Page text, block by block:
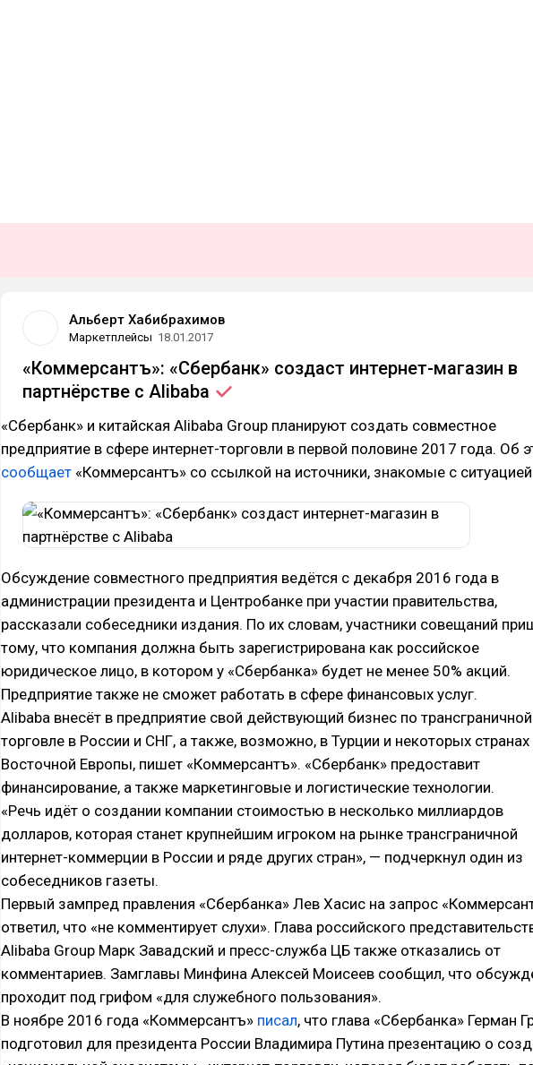
Альберт Хабибрахимов
Маркетплейсы 18.01.2017
«Коммерсантъ»: «Сбербанк» создаст интернет-магазин в
партнёрстве с Alibaba
«Сбербанк» и китайская Alibaba Group планируют создать совместное
предприятие в сфере интернет-торговли в первой половине 2017 года. Об
сообщает «Коммерсантъ» со ссылкой на источники, знакомые с
Обсуждение совместного предприятия ведётся с декабря 2016 года в
администрации президента и Центробанке при участии правительства,
рассказали собеседники издания. По их словам, участники совещаний
тому, что компания должна быть зарегистрирована как российское
юридическое лицо, в котором у «Сбербанка» будет не менее 50% акций.
Предприятие также не сможет работать в сфере финансовых услуг.
Alibaba внесёт в предприятие свой действующий бизнес по трансграничной
торговле в России и СНГ, а также, возможно, в Турции и некоторых странах
Восточной Европы, пишет «Коммерсантъ». «Сбербанк» предоставит
финансирование, а также маркетинговые и логистические технологии.
«Речь идёт о создании компании стоимостью в несколько миллиардов
долларов, которая станет крупнейшим игроком на рынке трансграничной
интернет-коммерции в России и ряде других стран», — подчеркнул один из
собеседников газеты.
Первый зампред правления «Сбербанка» Лев Хасис на запрос
ответил, что «не комментирует слухи». Глава российского
Alibaba Group Марк Завадский и пресс-служба ЦБ также отказались от
комментариев. Замглавы Минфина Алексей Моисеев сообщил, что
проходит под грифом «для служебного пользования».
В ноябре 2016 года «Коммерсантъ» писал, что глава «Сбербанка» Герман
подготовил для президента России Владимира Путина презентацию о